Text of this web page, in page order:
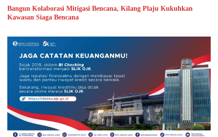
Bangun Kolaborasi Mitigasi Bencana, Kilang Plaju Kukuhkan
Kawasan Siaga Bencana